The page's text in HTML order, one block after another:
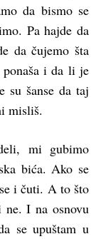
da bismo se
Pa hajde da
da čujemo šta
i da li je
šanse da taj
misliš.
mi gubimo
bića. Ako se
i čuti. A to što
I na osnovu
se upuštam u